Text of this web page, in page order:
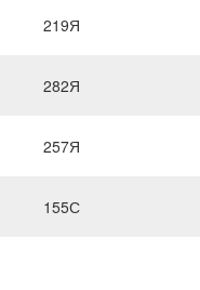
219Я
282Я
257Я
155С